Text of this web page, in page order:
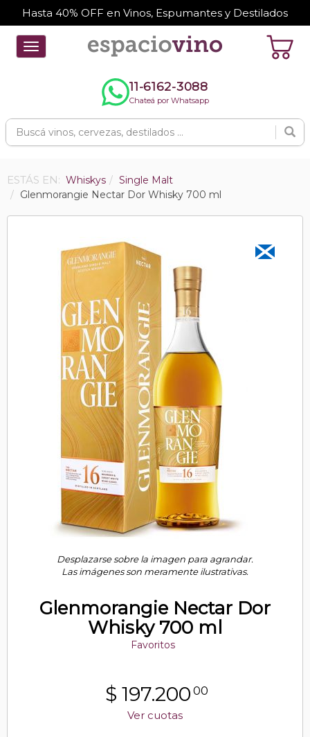
Hasta 40% OFF en Vinos, Espumantes y Destilados
Toggle
navigation
11-6162-3088
Chateá por Whatsapp
ESTÁS EN: Whiskys
Single Malt
Glenmorangie Nectar Dor Whisky 700 ml
Desplazarse sobre la imagen para agrandar.
Las imágenes son meramente ilustrativas.
Glenmorangie Nectar Dor
Whisky 700 ml
Favoritos
$ 197.200 00
Ver cuotas